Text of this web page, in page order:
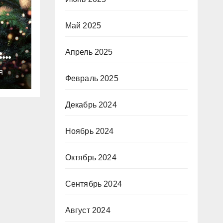
Май 2025
Апрель 2025
Февраль 2025
Декабрь 2024
Ноябрь 2024
Октябрь 2024
Сентябрь 2024
Август 2024